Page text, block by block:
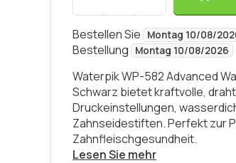
Bestellen Sie Montag 10/08/
Bestellung
Montag 10/08/2026
Waterpik WP-582 Advanced
Schwarz bietet kraftvolle,
Druckeinstellungen,
Zahnseidestiften. Perfekt zur
Zahnfleischgesundheit.
Lesen Sie mehr